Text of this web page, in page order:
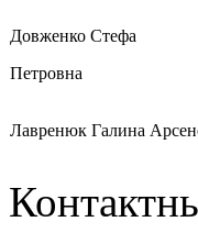
Довженко Стефа
Петровна
Лавренюк Галина